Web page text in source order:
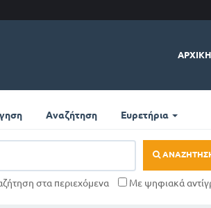
ΑΡΧΙΚΉ
Αναζήτηση Ευρετήρια
στα περιεχόμενα Με ψηφιακά